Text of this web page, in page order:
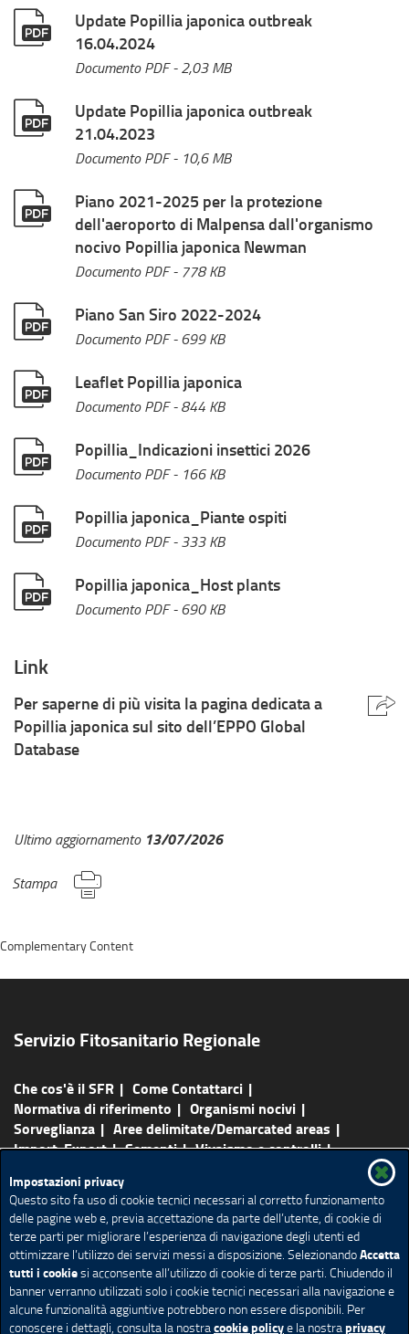
Update Popillia japonica outbreak
16.04.2024
Documento PDF- 2,03 MB
Update Popillia japonica outbreak
21.04.2023
Documento PDF- 10,6 MB
Piano 2021-2025 per la protezione
dell'aeroporto di Malpensa dall'organismo
nocivo Popillia japonica Newman
Documento PDF- 778 KB
Piano San Siro 2022-2024
Documento PDF- 699 KB
Leaflet Popillia japonica
Documento PDF- 844 KB
Popillia_Indicazioni insettici 2026
Documento PDF- 166 KB
Popillia japonica_Piante ospiti
Documento PDF- 333 KB
Popillia japonica_Host plants
Documento PDF- 690 KB
Link
Per saperne di più visita la pagina dedicata a
Popillia japonica sul sito dell’EPPO Global
Database
Ultimo aggiornamento 13/07/2026
Stampa
Impostazioni privacy
Questo sito fa uso di cookie tecnici necessari al corretto funzionamento
delle pagine web e, previa accettazione da parte dell’utente, di cookie di
terze parti per migliorare l’esperienza di navigazione degli utenti ed
ottimizzare l’utilizzo dei servizi messi a disposizione. SelezionandoAccetta
tutti i cookiesi acconsente all’utilizzo di cookie di terze parti. Chiudendo il
banner verranno utilizzati solo i cookie tecnici necessari alla navigazione e
alcune funzionalità aggiuntive potrebbero non essere disponibili. Per
conoscere i dettagli, consulta la nostracookie policye la nostraprivacy
Servizio Fitosanitario Regionale
Che cos'è il SFR
Come Contattarci
Normativa di riferimento
Organismi nocivi
Sorveglianza
Aree delimitate/Demarcated areas
Import-Export
Sementi
Vivaismo e controlli
Comunicati e notizie
Mappa del sito
Redazione e contatti
Privacy
Note legali
Accessibilità
Cookie policy Impostazione Cookie
Complementary Content